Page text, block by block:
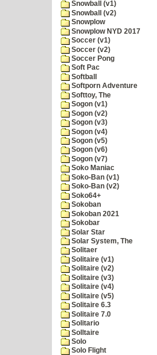
Snowball (v1)
Snowball (v2)
Snowplow
Snowplow NYD 2017
Soccer (v1)
Soccer (v2)
Soccer Pong
Soft Pac
Softball
Softporn Adventure
Softtoy, The
Sogon (v1)
Sogon (v2)
Sogon (v3)
Sogon (v4)
Sogon (v5)
Sogon (v6)
Sogon (v7)
Soko Maniac
Soko-Ban (v1)
Soko-Ban (v2)
Soko64+
Sokoban
Sokoban 2021
Sokobar
Solar Star
Solar System, The
Solitaer
Solitaire (v1)
Solitaire (v2)
Solitaire (v3)
Solitaire (v4)
Solitaire (v5)
Solitaire 6.3
Solitaire 7.0
Solitario
Solltaire
Solo
Solo Flight